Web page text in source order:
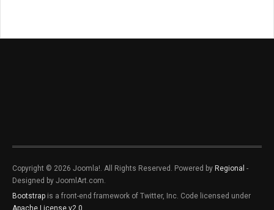
Copyright © 2026 Joomla!. All Rights Reserved. Powered by Regional -
Designed by JoomlArt.com.
Bootstrap is a front-end framework of Twitter, Inc. Code licensed under